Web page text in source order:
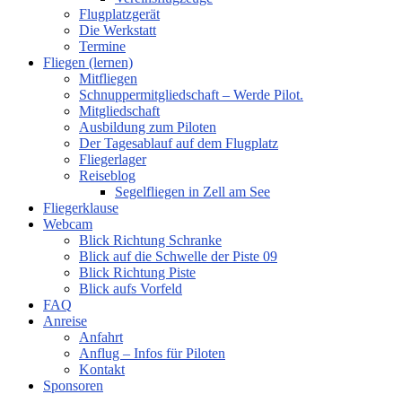
Flugplatzgerät
Die Werkstatt
Termine
Fliegen (lernen)
Mitfliegen
Schnuppermitgliedschaft – Werde Pilot.
Mitgliedschaft
Ausbildung zum Piloten
Der Tagesablauf auf dem Flugplatz
Fliegerlager
Reiseblog
Segelfliegen in Zell am See
Fliegerklause
Webcam
Blick Richtung Schranke
Blick auf die Schwelle der Piste 09
Blick Richtung Piste
Blick aufs Vorfeld
FAQ
Anreise
Anfahrt
Anflug – Infos für Piloten
Kontakt
Sponsoren